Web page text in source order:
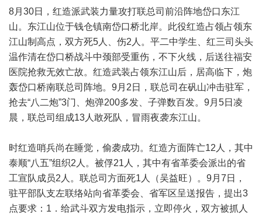
8月30日，红造派武装力量攻打联总司前沿阵地岱口东江
山。东江山位于钱仓镇南岱口桥北岸。此役红造占领占领东
江山制高点，双方死5人、伤2人。平二中学生、红三司头头
温作清在岱口桥战斗中颈部受重伤，不下火线，后送往福安
医院抢救无效亡故。红造武装占领东江山后，居高临下，炮
轰岱口桥南联总司阵地。9月2日，联总司在矾山冲击驻军，
抢去“八二炮”3门、炮弹200多发、子弹数百发。9月5日凌
晨，联总司组成13人敢死队，冒雨夜袭东江山。
时红造哨兵尚在睡觉，偷袭成功。红造方面阵亡12人，其中
泰顺“八五”组织2人。被俘21人，其中有省革委会派出的省
工宣队成员2人。联总司方面死1人（吴益旺）。9月7日，
驻平部队支左联络站向省革委会、省军区呈送报告，提出3
点要求：1．给武斗双方发电指示，立即停火，双方被抓人